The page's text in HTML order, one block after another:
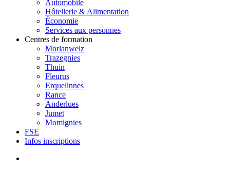
Automobile
Hôtellerie & Alimentation
Économie
Services aux personnes
Centres de formation
Morlanwelz
Trazegnies
Thuin
Fleurus
Erquelinnes
Rance
Anderlues
Jumet
Momignies
FSE
Infos inscriptions